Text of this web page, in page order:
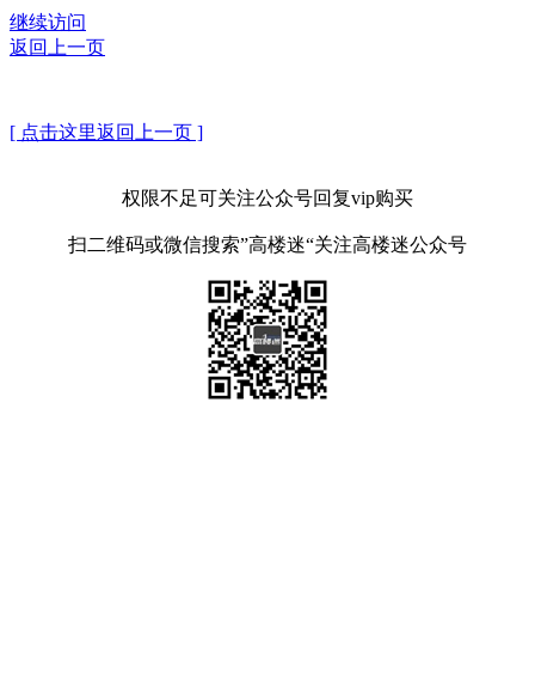
继续访问
返回上一页
[ 点击这里返回上一页 ]
权限不足可关注公众号回复vip购买
扫二维码或微信搜索”高楼迷“关注高楼迷公众号